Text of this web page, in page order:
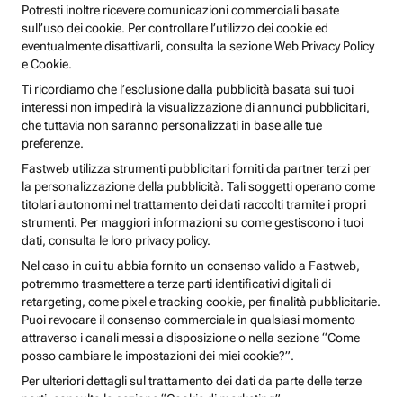
Potresti inoltre ricevere comunicazioni commerciali basate
sull’uso dei cookie. Per controllare l’utilizzo dei cookie ed
eventualmente disattivarli, consulta la sezione Web Privacy Policy
e Cookie.
Ti ricordiamo che l’esclusione dalla pubblicità basata sui tuoi
interessi non impedirà la visualizzazione di annunci pubblicitari,
che tuttavia non saranno personalizzati in base alle tue
preferenze.
Fastweb utilizza strumenti pubblicitari forniti da partner terzi per
la personalizzazione della pubblicità. Tali soggetti operano come
titolari autonomi nel trattamento dei dati raccolti tramite i propri
strumenti. Per maggiori informazioni su come gestiscono i tuoi
dati, consulta le loro privacy policy.
Nel caso in cui tu abbia fornito un consenso valido a Fastweb,
potremmo trasmettere a terze parti identificativi digitali di
retargeting, come pixel e tracking cookie, per finalità pubblicitarie.
Puoi revocare il consenso commerciale in qualsiasi momento
attraverso i canali messi a disposizione o nella sezione “Come
posso cambiare le impostazioni dei miei cookie?”.
Per ulteriori dettagli sul trattamento dei dati da parte delle terze